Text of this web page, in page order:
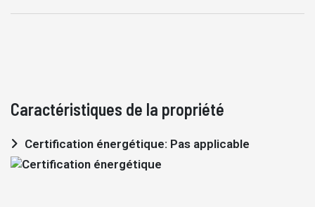
Caractéristiques de la propriété
Certification énergétique: Pas applicable